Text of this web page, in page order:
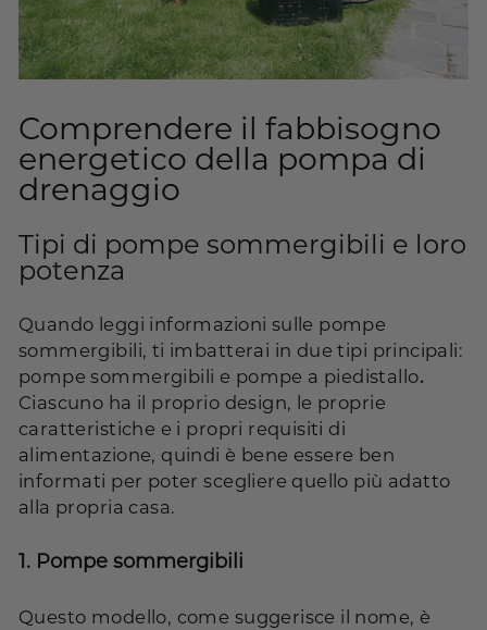
Comprendere il fabbisogno
energetico della pompa di
drenaggio
Tipi di pompe sommergibili e loro
potenza
Quando leggi informazioni sulle pompe
sommergibili, ti imbatterai in due tipi principali:
pompe sommergibili e pompe a piedistallo.
Ciascuno ha il proprio design, le proprie
caratteristiche e i propri requisiti di
alimentazione, quindi è bene essere ben
informati per poter scegliere quello più adatto
alla propria casa.
1. Pompe sommergibili
Questo modello, come suggerisce il nome, è